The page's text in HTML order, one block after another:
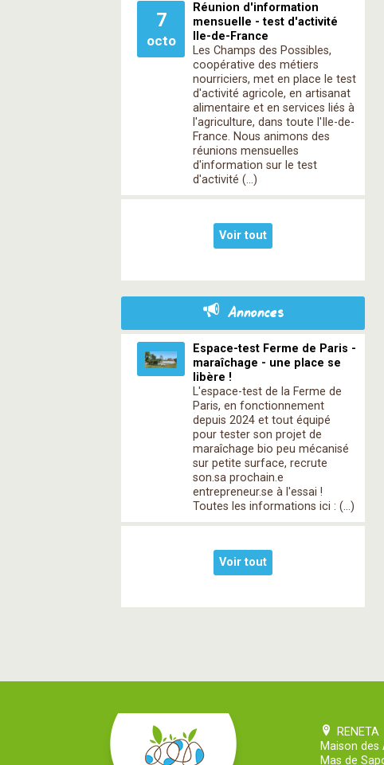
7
octo
Réunion d'information
mensuelle - test d'activité
Ile-de-France
Les Champs des Possibles,
coopérative des métiers
nourriciers, met en place le test
d'activité agricole, en artisanat
alimentaire et en services liés à
l'agriculture, dans toute l'Ile-de-
France. Nous animons des
réunions mensuelles
d'information sur le test
d'activité (…)
Voir tout
Annonces
Espace-test Ferme de Paris -
maraîchage - une place se
libère !
L'espace-test de la Ferme de
Paris, en fonctionnement
depuis 2024 et tout équipé
pour tester son projet de
maraîchage bio peu mécanisé
sur petite surface, recrute
son.sa prochain.e
entrepreneur.se à l'essai !
Toutes les informations ici : (…)
Voir tout
RENETA
Maison des
Mas de